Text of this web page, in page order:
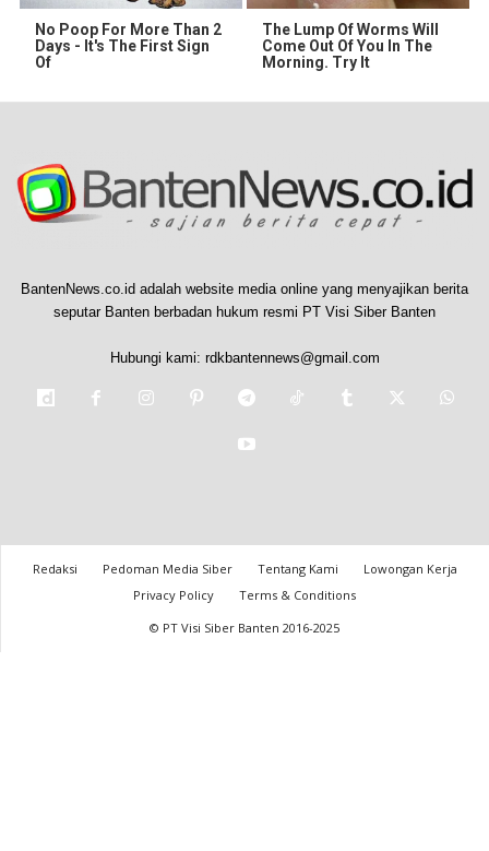
No Poop For More Than 2
Days - It's The First Sign
Of
The Lump Of Worms Will
Come Out Of You In The
Morning. Try It
BantenNews.co.id adalah website media online yang menyajikan berita
seputar Banten berbadan hukum resmi PT Visi Siber Banten
Hubungi kami: rdkbantennews@gmail.com
Redaksi Pedoman Media Siber Tentang Kami
Lowongan Kerja
Privacy Policy
Terms & Conditions
© PT Visi Siber Banten 2016-2025